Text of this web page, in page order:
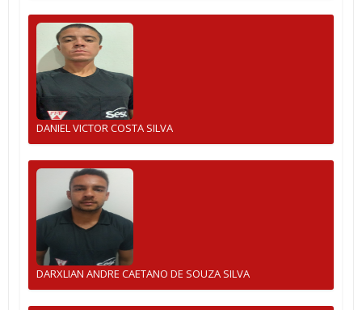
DANIEL VICTOR COSTA SILVA
DARXLIAN ANDRE CAETANO DE SOUZA SILVA